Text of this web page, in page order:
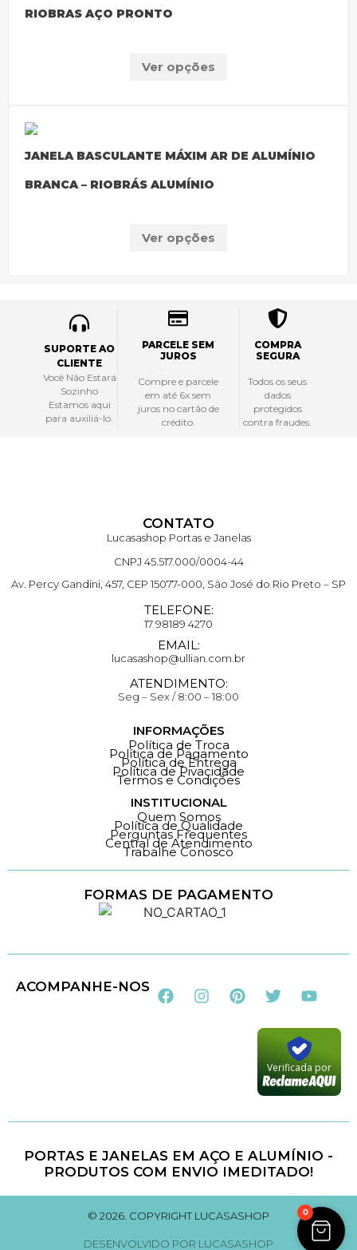
RIOBRAS AÇO PRONTO
Ver opções
JANELA BASCULANTE MÁXIM AR DE ALUMÍNIO
BRANCA – RIOBRÁS ALUMÍNIO
Ver opções
SUPORTE AO
CLIENTE
Você Não Estará
Sozinho
Estamos aqui
para auxiliá-lo.
PARCELE SEM
JUROS
Compre e parcele
em até 6x sem
juros no cartão de
crédito.
COMPRA
SEGURA
Todos os seus
dados
protegidos
contra fraudes.
CONTATO
Lucasashop Portas e Janelas
CNPJ 45.517.000/0004-44
Av. Percy Gandini, 457, CEP 15077-000, São José do Rio Preto – SP
TELEFONE:
17 98189 4270
EMAIL:
lucasashop@ullian.com.br
ATENDIMENTO:
Seg – Sex / 8:00 – 18:00
INFORMAÇÕES
Política de Troca
Política de Pagamento
Política de Entrega
Política de Pivacidade
Termos e Condições
INSTITUCIONAL
Quem Somos
Política de Qualidade
Perguntas Frequentes
Central de Atendimento
Trabalhe Conosco
FORMAS DE PAGAMENTO
ACOMPANHE-NOS
Verificada por
PORTAS E JANELAS EM AÇO E ALUMÍNIO -
PRODUTOS COM ENVIO IMEDITADO!
© 2026. COPYRIGHT LUCASASHOP
DESENVOLVIDO POR LUCASASHOP
0